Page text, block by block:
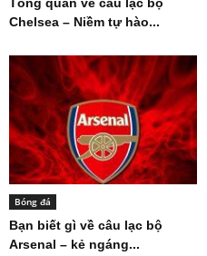
Chelsea – Niềm tự hào...
Bóng đá
Bạn biết gì về câu lạc bộ
Arsenal – kẻ ngáng...